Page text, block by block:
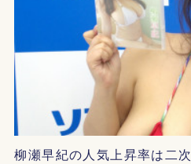
柳瀬早紀の人気上昇率は二